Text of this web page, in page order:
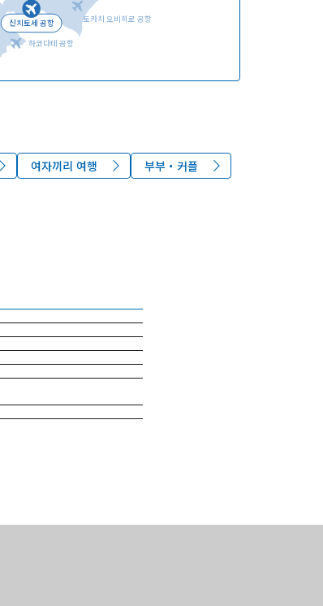
여자끼리 여행
부부・커플
신치토세 공항
하코다테 공항
토카치 오비히로 공항